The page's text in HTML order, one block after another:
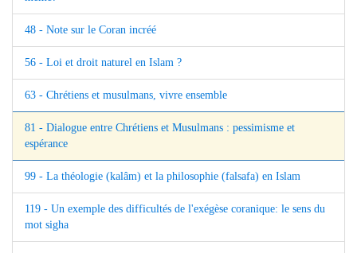
48 - Note sur le Coran incréé
56 - Loi et droit naturel en Islam ?
63 - Chrétiens et musulmans, vivre ensemble
81 - Dialogue entre Chrétiens et Musulmans : pessimisme et
espérance
99 - La théologie (kalâm) et la philosophie (falsafa) en Islam
119 - Un exemple des difficultés de l'exégèse coranique: le sens du
mot sigha